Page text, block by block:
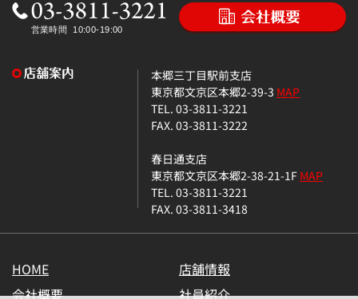
本郷三丁目駅前支店
東京都文京区本郷2-39-3 MAP
TEL. 03-3811-3221
FAX. 03-3811-3222
春日通支店
東京都文京区本郷2-38-21-1FMAP
TEL. 03-3811-3221
FAX. 03-3811-3418
HOME
店舗情報
会社概要
社員紹介